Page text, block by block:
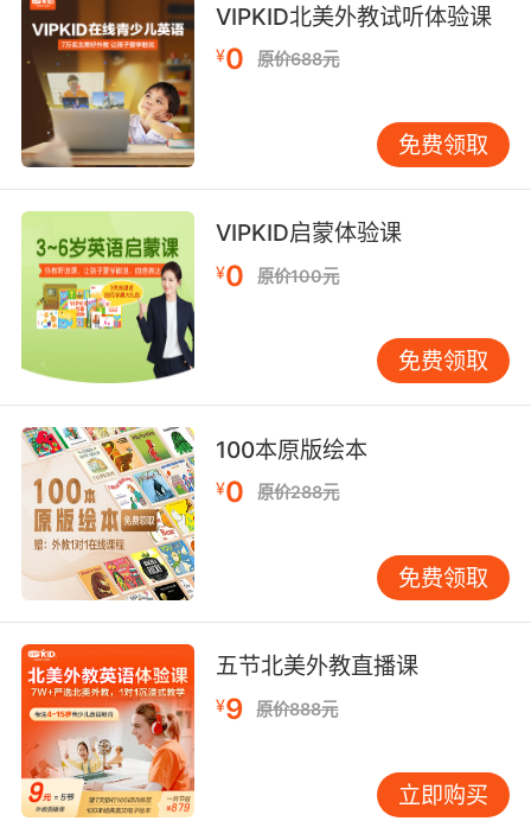
内容简介
从前，有只小老鼠，住在乡下的一座房子里。
有一天，他拎着包到很远很远的地方去旅行了，
从此，我们再也没有见过他了……后来，英思搬了
进来，把这座房子重新布置了一遍。
偶尔有一天小老鼠又回来了。没错，难道我没跟
你说过，他带回了一个长着牙齿的巨大纪念品？
个作家，又是一个绘画家，创作了大量的儿童图
书，比如《胆小的松鼠》《胆小的松鼠交朋友》
《奥古斯丁》《变色龙尼奥》和《动物学习全
集》等。
自从1999年起，英思就不停地骚扰梅兰妮，想要
让她在图画书中给他自己一个特写。
VIPKID北美外教试听体验课
¥0 原价688元
免费领取
VIPKID启蒙体验课
¥0 原价100元
免费领取
100本原版绘本
¥0 原价288元
免费领取
五节北美外教直播课
¥9 原价888元
立即购买